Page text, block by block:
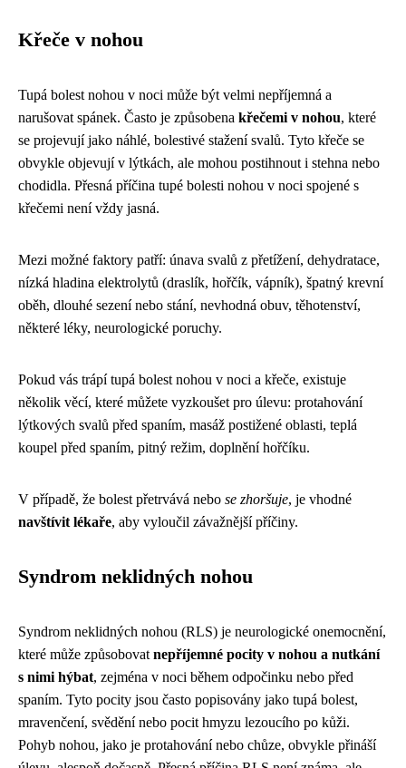
Křeče v nohou
Tupá bolest nohou v noci může být velmi nepříjemná a
narušovat spánek. Často je způsobena křečemi v nohou, které
se projevují jako náhlé, bolestivé stažení svalů. Tyto křeče se
obvykle objevují v lýtkách, ale mohou postihnout i stehna nebo
chodidla. Přesná příčina tupé bolesti nohou v noci spojené s
křečemi není vždy jasná.
Mezi možné faktory patří: únava svalů z přetížení, dehydratace,
nízká hladina elektrolytů (draslík, hořčík, vápník), špatný krevní
oběh, dlouhé sezení nebo stání, nevhodná obuv, těhotenství,
některé léky, neurologické poruchy.
Pokud vás trápí tupá bolest nohou v noci a křeče, existuje
několik věcí, které můžete vyzkoušet pro úlevu: protahování
lýtkových svalů před spaním, masáž postižené oblasti, teplá
koupel před spaním, pitný režim, doplnění hořčíku.
V případě, že bolest přetrvává nebo se zhoršuje, je vhodné
navštívit lékaře, aby vyloučil závažnější příčiny.
Syndrom neklidných nohou
Syndrom neklidných nohou (RLS) je neurologické onemocnění,
které může způsobovat nepříjemné pocity v nohou a nutkání
s nimi hýbat, zejména v noci během odpočinku nebo před
spaním. Tyto pocity jsou často popisovány jako tupá bolest,
mravenčení, svědění nebo pocit hmyzu lezoucího po kůži.
Pohyb nohou, jako je protahování nebo chůze, obvykle přináší